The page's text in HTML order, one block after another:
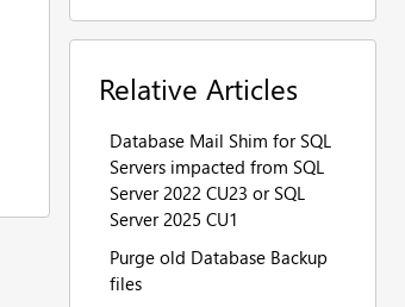
Relative Articles
Database Mail Shim for SQL
Servers impacted from SQL
Server 2022 CU23 or SQL
Server 2025 CU1
Purge old Database Backup
files